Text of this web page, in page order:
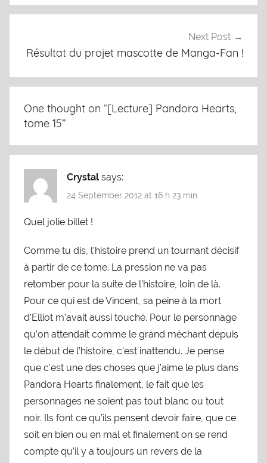
Next Post
Résultat du projet mascotte de Manga-Fan !
One thought on “[Lecture] Pandora Hearts,
tome 15”
Crystal says:
24 September 2012 at 16 h 23 min
Quel jolie billet !
Comme tu dis, l’histoire prend un tournant décisif
à partir de ce tome. La pression ne va pas
retomber pour la suite de l’histoire, loin de là.
Pour ce qui est de Vincent, sa peine à la mort
d’Elliot m’avait aussi touché. Pour le personnage
qu’on attendait comme le grand méchant depuis
le début de l’histoire, c’est inattendu. Je pense
que c’est une des choses que j’aime le plus dans
Pandora Hearts finalement, le fait que les
personnages ne soient pas tout blanc ou tout
noir. Ils font ce qu’ils pensent devoir faire, que ce
soit en bien ou en mal et finalement on se rend
compte qu’il y a toujours un revers de la